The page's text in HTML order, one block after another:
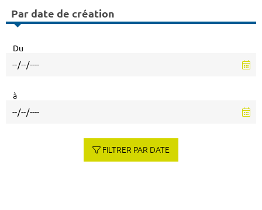
Par date de création
Du
à
FILTRER PAR DATE